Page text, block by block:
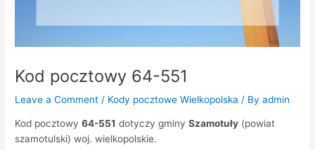
Kod pocztowy 64-551
Leave a Comment / Kody pocztowe Wielkopolska / Byadmin
Kod pocztowy64-551 dotyczy gminySzamotuły (powiat
szamotulski) woj. wielkopolskie.